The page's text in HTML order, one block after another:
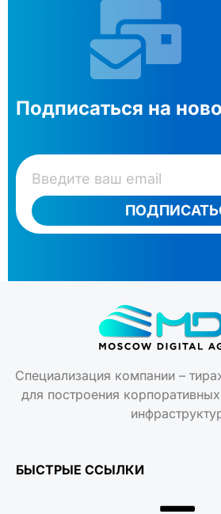
Подписаться на
Специализация компании –
для построения
БЫСТРЫЕ ССЫЛКИ